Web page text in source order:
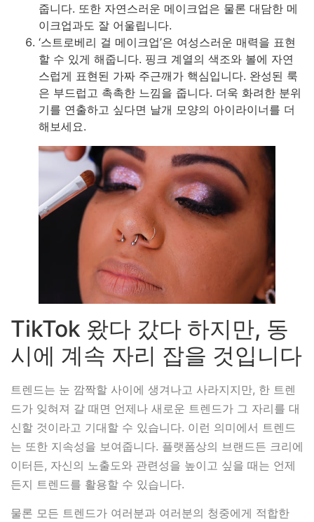
줍니다. 또한 자연스러운 메이크업은 물론 대담한 메
이크업과도 잘 어울립니다.
‘스트로베리 걸 메이크업’은 여성스러운 매력을 표현
할 수 있게 해줍니다. 핑크 계열의 색조와 볼에 자연
스럽게 표현된 가짜 주근깨가 핵심입니다. 완성된 룩
은 부드럽고 촉촉한 느낌을 줍니다. 더욱 화려한 분위
기를 연출하고 싶다면 날개 모양의 아이라이너를 더
해보세요.
TikTok 왔다 갔다 하지만, 동
시에 계속 자리 잡을 것입니다
트렌드는 눈 깜짝할 사이에 생겨나고 사라지지만, 한 트렌
드가 잊혀져 갈 때면 언제나 새로운 트렌드가 그 자리를 대
신할 것이라고 기대할 수 있습니다. 이런 의미에서 트렌드
는 또한 지속성을 보여줍니다. 플랫폼상의 브랜드든 크리에
이터든, 자신의 노출도와 관련성을 높이고 싶을 때는 언제
든지 트렌드를 활용할 수 있습니다.
물론 모든 트렌드가 여러분과 여러분의 청중에게 적합한